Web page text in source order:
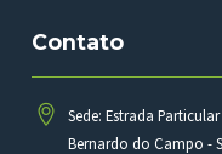
Contato
Sede: Estrada
Bernardo do Campo -